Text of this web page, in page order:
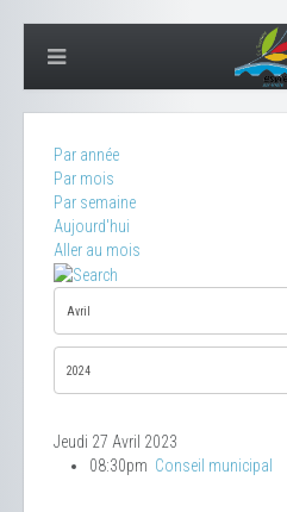
Par année
Par mois
Par semaine
Aujourd'hui
Aller au mois
Jeudi 27 Avril 2023
08:30pm Conseil municipal